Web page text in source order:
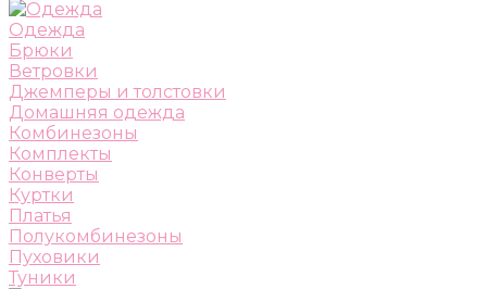
Одежда
Брюки
Ветровки
Джемперы и толстовки
Домашняя одежда
Комбинезоны
Комплекты
Конверты
Куртки
Платья
Полукомбинезоны
Пуховики
Туники